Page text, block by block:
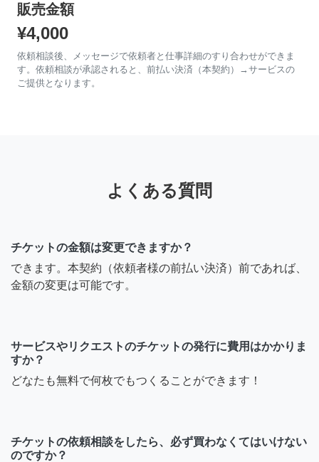
販売金額
¥4,000
依頼相談後、メッセージで依頼者と仕事詳細のすり合わせができま
す。依頼相談が承認されると、前払い決済（本契約）→サービスの
ご提供となります。
よくある質問
チケットの金額は変更できますか？
できます。本契約（依頼者様の前払い決済）前であれば、
金額の変更は可能です。
サービスやリクエストのチケットの発行に費用はかかりま
すか？
どなたも無料で何枚でもつくることができます！
チケットの依頼相談をしたら、必ず買わなくてはいけない
のですか？